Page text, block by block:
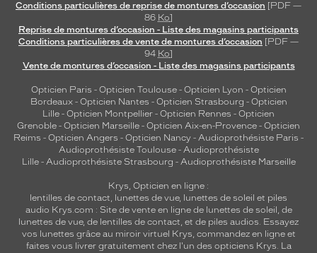
Conditions particulières de reprise de montures d’occasion [PDF —
86 Ko]
Reprise de montures d’occasion - Liste des magasins participants
Conditions particulières de vente de montures d’occasion [PDF —
94 Ko]
Vente de montures d’occasion - Liste des magasins participants
Opticien Paris - Opticien Toulouse- Opticien Lyon - Opticien
Bordeaux- Opticien Nantes - Opticien Strasbourg - Opticien
Lille - Opticien Montpellier - Opticien Rennes - Opticien
Grenoble - Opticien Marseille - Opticien Aix-en-Provence - Opticien
Reims - Opticien Angers - Opticien Nancy - Audioprothésiste Paris -
Audioprothésiste Toulouse- Audioprothésiste
Lille- Audioprothésiste Strasbourg - Audioprothésiste Marseille
Krys, Opticien en ligne :
lentilles de contact, lunettes de vue, lunettes de soleil et piles
audio Krys.com : Site de vente en ligne de lunettes de soleil, de
lunettes de vue, de lentilles de contact, et de piles audios. Essayez
vos lunettes grâce au miroir virtuel Krys, commandez en ligne et
faites vous livrer gratuitement chez l'un des opticiens Krys. La